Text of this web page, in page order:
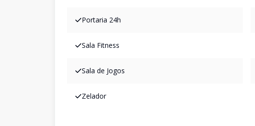
Portaria 24h
Sala Fitness
Sala de Jogos
Zelador